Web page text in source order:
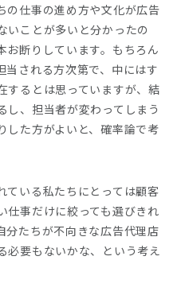
の仕事の進め方や文化が広告
いことが多いと分かったの
お断りしています。もちろん
当される方次第で、中にはす
するとは思っていますが、結
し、担当者が変わってしまう
した方がよいと、確率論で考
ている私たちにとっては顧客
仕事だけに絞っても選びきれ
分たちが不向きな広告代理店
必要もないかな、という考え